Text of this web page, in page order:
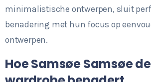
minimalistische ontwerpen, sluit
benadering met hun focus op
ontwerpen.
Hoe Samsøe Samsøe